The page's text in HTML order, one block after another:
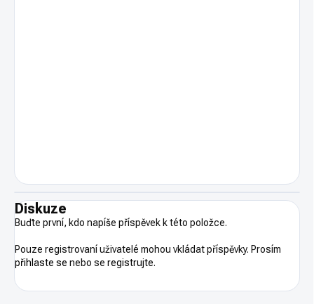
Diskuze
Buďte první, kdo napíše příspěvek k této položce.
Pouze registrovaní uživatelé mohou vkládat příspěvky. Prosím
přihlaste se nebo se registrujte.